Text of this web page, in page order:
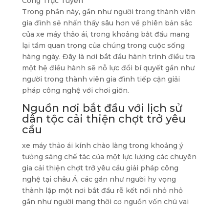
Trong phần này, gần như người trong thành viên
gia đình sẽ nhấn thấy sâu hơn về phiên bản sắc
của xe máy thảo ái, trong khoảng bắt đầu mang
lại tầm quan trọng của chúng trong cuộc sống
hàng ngày. Đây là nơi bắt đầu hành trình điều tra
một hệ điều hành sẽ nỗ lực đổi bí quyết gần như
người trong thành viên gia đình tiếp cận giải
pháp công nghệ với chơi giỡn.
Nguồn nơi bắt đầu với lịch sử
dân tộc cải thiện chợt trở yêu
cầu
xe máy thảo ái kính chào làng trong khoảng ý
tưởng sáng chế tác của một lực lượng các chuyên
gia cải thiện chợt trở yêu cầu giải pháp công
nghệ tại châu Á, các gần như người hy vọng
thành lập một nơi bắt đầu rễ kết nối nhỏ nhỏ
gần như người mang thời cơ nguồn vốn chú vai